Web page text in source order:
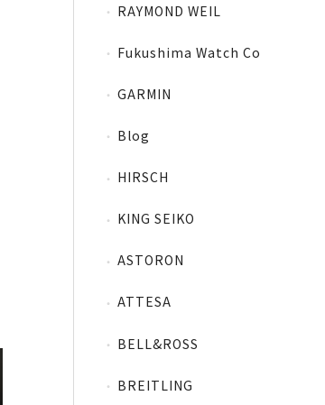
RAYMOND WEIL
Fukushima Watch Co
GARMIN
Blog
HIRSCH
KING SEIKO
ASTORON
ATTESA
BELL&ROSS
BREITLING